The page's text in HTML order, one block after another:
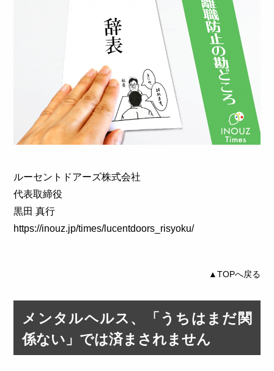
ルーセントドアーズ株式会社
代表取締役
黒田 真行
https://inouz.jp/times/lucentdoors_risyoku/
▲TOPへ戻る
メンタルヘルス、「うちはまだ関
係ない」では済まされません